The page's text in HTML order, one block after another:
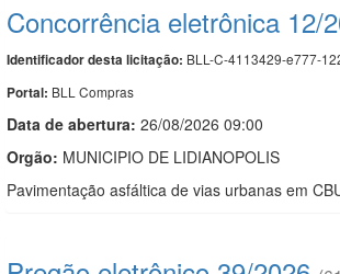
Concorrência eletrônica 12/
Identificador desta licitação: BLL-C-4113429-e777-
Portal: BLL Compras
Data de abertura: 26/08/2026 09:00
Orgão: MUNICIPIO DE LIDIANOPOLIS
Pavimentação asfáltica de vias urbanas em